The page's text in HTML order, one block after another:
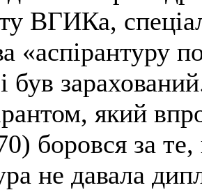
ВГИКа,
«аспірантуру
був
який
боровся за
не давала